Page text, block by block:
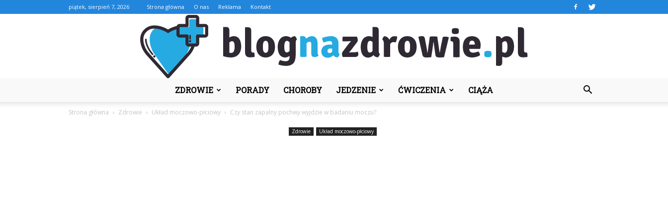
piątek, sierpień 7, 2026 Strona główna O nas Reklama Kontakt
BlogNaZdrowie.pl
ZDROWIE PORADY CHOROBY JEDZENIE ĆWICZENIA CIĄŻA
Strona główna Zdrowie Układ moczowo-płciowy Czy stan zapalny pochwy wyjdzie w badaniu moczu?
Zdrowie Układ moczowo-płciowy